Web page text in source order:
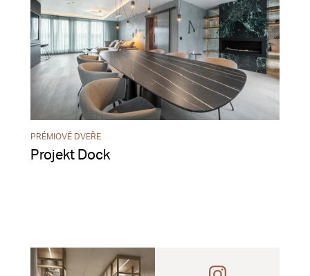
PRÉMIOVÉ DVEŘE
Projekt Dock